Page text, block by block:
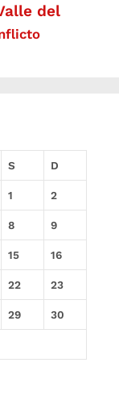
del
S D
1 2
8 9
15 16
22 23
29 30